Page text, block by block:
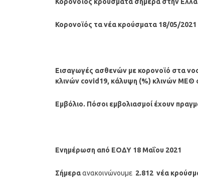
Κορονοϊός κρούσματα σήμερα στην
Κορονοϊός τα νέα κρούσματα 18/05/2021
Εισαγωγές ασθενών με κορονοϊό στα
κλινών covid19, κάλυψη (%) κλινών ΜΕΘ
Εμβόλιο. Πόσοι εμβολιασμοί έχουν
Ενημέρωση από ΕΟΔΥ 18 Μαΐου 2021
Σήμεραανακοινώνουμε 2.812 νέα